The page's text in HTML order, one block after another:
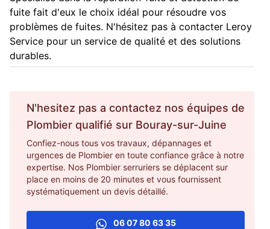
fuite fait d'eux le choix idéal pour résoudre vos
problèmes de fuites. N'hésitez pas à contacter Leroy
Service pour un service de qualité et des solutions
durables.
N'hesitez pas a contactez nos équipes de
Plombier qualifié sur Bouray-sur-Juine
Confiez-nous tous vos travaux, dépannages et
urgences de Plombier en toute confiance grâce à notre
expertise. Nos Plombier serruriers se déplacent sur
place en moins de 20 minutes et vous fournissent
systématiquement un devis détaillé.
06 07 80 63 35